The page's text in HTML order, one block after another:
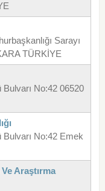
Sarayı
TÜRKİYE
No:42 06520
Bulvarı No:42 Emek
Araştırma